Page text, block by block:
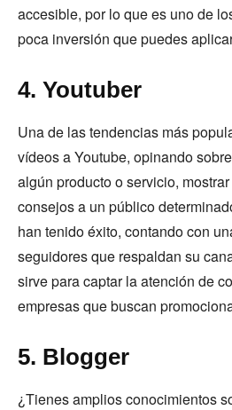
accesible, por lo que es uno de
poca inversión que puedes
4. Youtuber
Una de las tendencias más
vídeos a Youtube, opinando
algún producto o servicio,
consejos a un público
han tenido éxito, contando con
seguidores que respaldan su
sirve para captar la atención de
empresas que buscan
5. Blogger
¿Tienes amplios conocimientos